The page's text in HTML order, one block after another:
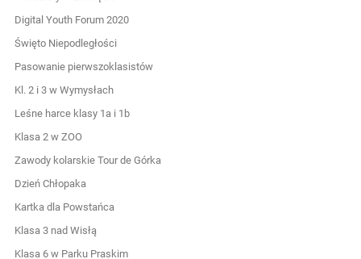
Digital Youth Forum 2020
Święto Niepodległości
Pasowanie pierwszoklasistów
Kl. 2 i 3 w Wymysłach
Leśne harce klasy 1a i 1b
Klasa 2 w ZOO
Zawody kolarskie Tour de Górka
Dzień Chłopaka
Kartka dla Powstańca
Klasa 3 nad Wisłą
Klasa 6 w Parku Praskim